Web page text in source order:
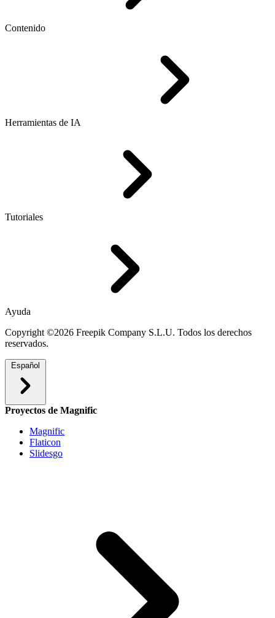
Contenido
Herramientas de IA
Tutoriales
Ayuda
Copyright ©2026 Freepik Company S.L.U. Todos los derechos
reservados.
Español
Proyectos de Magnific
Magnific
Flaticon
Slidesgo